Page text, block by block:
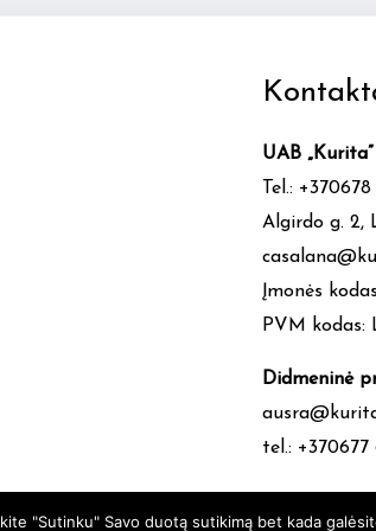
UAB „Kurita”
Tel.:
Algirdo g. 2,
Įmonės
PVM kodas:
Didmeninė
tel.: +370677
"Sutinku" Savo duotą sutikimą bet kada